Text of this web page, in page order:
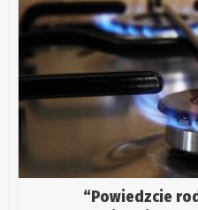
“Powiedzcie